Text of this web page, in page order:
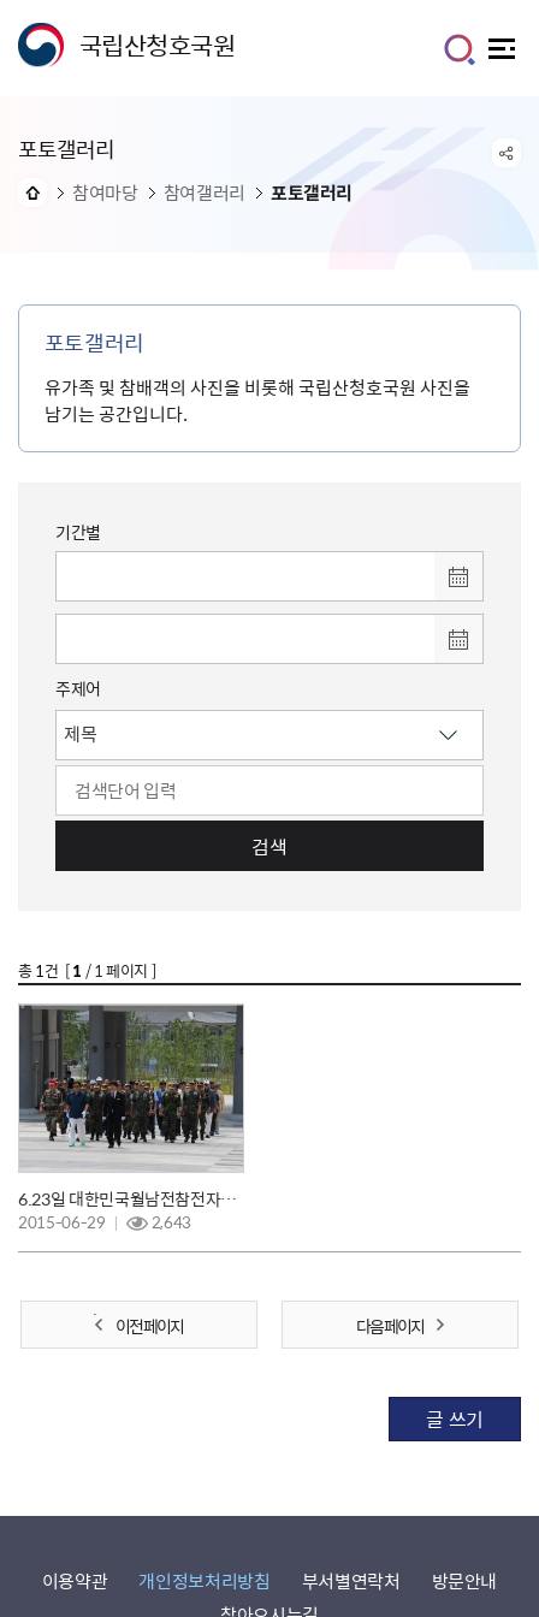
국립산청호국원
포토갤러리
참여마당 참여갤러리 포토갤러리
포토갤러리
유가족 및 참배객의 사진을 비롯해 국립산청호국원 사진을
남기는 공간입니다.
기간별
주제어
검색
총1건 [1 / 1 페이지 ]
6.23일 대한민국월남전참전자회 대구동구지회
2015-06-29 2,643
이전 페이지 다음 페이지
글 쓰기
이용약관 개인정보처리방침 부서별연락처
방문안내